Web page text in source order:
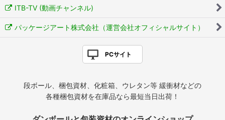
ITB-TV (動画チャンネル)
パッケージアート株式会社（運営会社オフィシャルサイト）
PCサイト
段ボール、梱包資材、化粧箱、ウレタン等 緩衝材などの
各種梱包資材を在庫品なら最短当日出荷！